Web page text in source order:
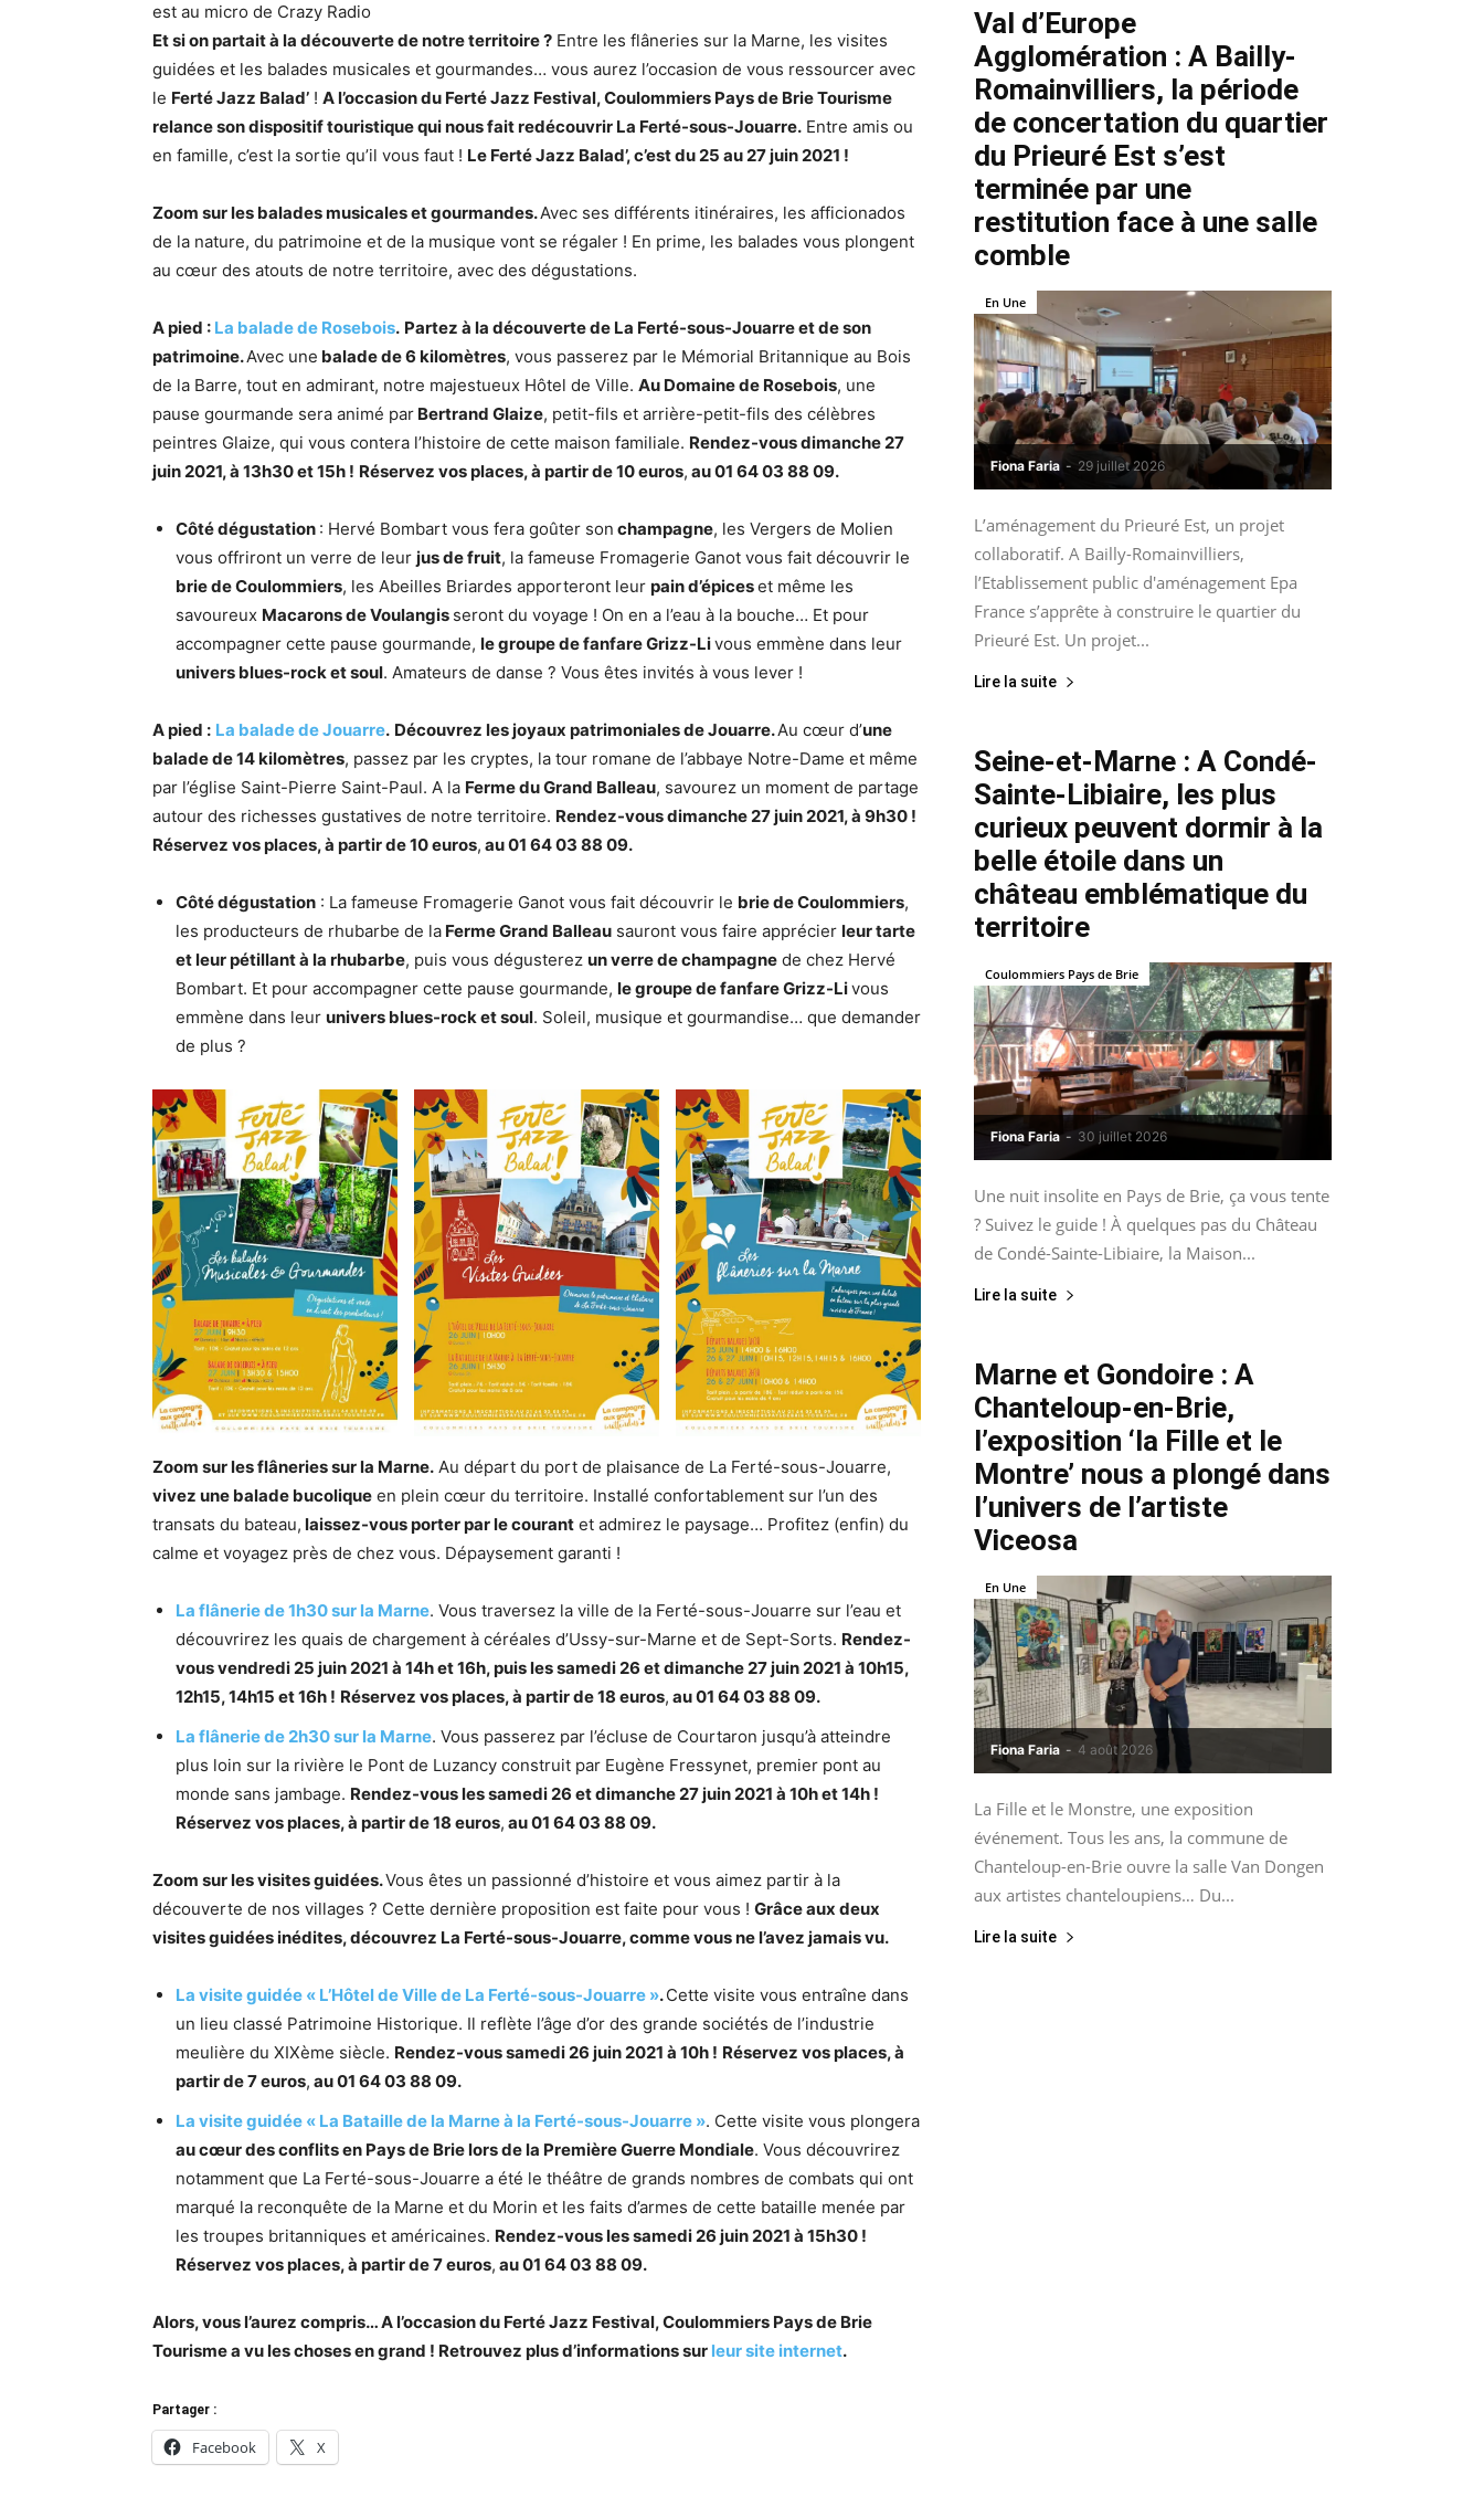
est au micro de Crazy Radio
Et si on partait à la découverte de notre territoire ? Entre les flâneries sur la Marne, les visites
guidées et les balades musicales et gourmandes… vous aurez l’occasion de vous ressourcer avec
le Ferté Jazz Balad’ ! A l’occasion du Ferté Jazz Festival, Coulommiers Pays de Brie Tourisme
relance son dispositif touristique qui nous fait redécouvrir La Ferté-sous-Jouarre. Entre amis ou
en famille, c’est la sortie qu’il vous faut ! Le Ferté Jazz Balad’, c’est du 25 au 27 juin 2021 !
Zoom sur les balades musicales et gourmandes.Avec ses différents itinéraires, les afficionados
de la nature, du patrimoine et de la musique vont se régaler ! En prime, les balades vous plongent
au cœur des atouts de notre territoire, avec des dégustations.
A pied : La balade de Rosebois. Partez à la découverte de La Ferté-sous-Jouarre et de son
patrimoine.Avec une balade de 6 kilomètres, vous passerez par le Mémorial Britannique au Bois
de la Barre, tout en admirant, notre majestueux Hôtel de Ville. Au Domaine de Rosebois, une
pause gourmande sera animé par Bertrand Glaize, petit-fils et arrière-petit-fils des célèbres
peintres Glaize, qui vous contera l’histoire de cette maison familiale. Rendez-vous dimanche 27
juin 2021, à 13h30 et 15h ! Réservez vos places, à partir de 10 euros, au 01 64 03 88 09.
Côté dégustation : Hervé Bombart vous fera goûter son champagne, les Vergers de Molien
vous offriront un verre de leur jus de fruit, la fameuse Fromagerie Ganot vous fait découvrir le
brie de Coulommiers, les Abeilles Briardes apporteront leur pain d’épiceset même les
savoureux Macarons de Voulangis seront du voyage ! On en a l’eau à la bouche… Et pour
accompagner cette pause gourmande, le groupe de fanfare Grizz-Livous emmène dans leur
univers blues-rock et soul. Amateurs de danse ? Vous êtes invités à vous lever !
A pied : La balade de Jouarre. Découvrez les joyaux patrimoniales de Jouarre.Au cœur d’une
balade de 14 kilomètres, passez par les cryptes, la tour romane de l’abbaye Notre-Dame et même
par l’église Saint-Pierre Saint-Paul. A la Ferme du Grand Balleau, savourez un moment de partage
autour des richesses gustatives de notre territoire. Rendez-vous dimanche 27 juin 2021, à 9h30 !
Réservez vos places, à partir de 10 euros, au 01 64 03 88 09.
Côté dégustation : La fameuse Fromagerie Ganot vous fait découvrir le brie de Coulommiers,
les producteurs de rhubarbe de la Ferme Grand Balleau sauront vous faire apprécier leur tarte
et leur pétillant à la rhubarbe, puis vous dégusterez un verre de champagne de chez Hervé
Bombart. Et pour accompagner cette pause gourmande, le groupe de fanfare Grizz-Livous
emmène dans leur univers blues-rock et soul. Soleil, musique et gourmandise… que demander
de plus ?
Zoom sur les flâneries sur la Marne. Au départ du port de plaisance de La Ferté-sous-Jouarre,
vivez une balade bucolique en plein cœur du territoire. Installé confortablement sur l’un des
transats du bateau, laissez-vous porter par le courant et admirez le paysage… Profitez (enfin) du
calme et voyagez près de chez vous. Dépaysement garanti !
La flânerie de 1h30 sur la Marne. Vous traversez la ville de la Ferté-sous-Jouarre sur l’eau et
découvrirez les quais de chargement à céréales d’Ussy-sur-Marne et de Sept-Sorts. Rendez-
vous vendredi 25 juin 2021 à 14h et 16h, puis les samedi 26 et dimanche 27 juin 2021 à 10h15,
12h15, 14h15 et 16h ! Réservez vos places, à partir de 18 euros, au 01 64 03 88 09.
La flânerie de 2h30 sur la Marne. Vous passerez par l’écluse de Courtaron jusqu’à atteindre
plus loin sur la rivière le Pont de Luzancy construit par Eugène Fressynet, premier pont au
monde sans jambage. Rendez-vous les samedi 26 et dimanche 27 juin 2021 à 10h et 14h !
Réservez vos places, à partir de 18 euros, au 01 64 03 88 09.
Zoom sur les visites guidées.Vous êtes un passionné d’histoire et vous aimez partir à la
découverte de nos villages ? Cette dernière proposition est faite pour vous ! Grâce aux deux
visites guidées inédites, découvrez La Ferté-sous-Jouarre, comme vous ne l’avez jamais vu.
La visite guidée « L’Hôtel de Ville de La Ferté-sous-Jouarre ».Cette visite vous entraîne dans
un lieu classé Patrimoine Historique. Il reflète l’âge d’or des grande sociétés de l’industrie
meulière du XIXème siècle. Rendez-vous samedi 26 juin 2021 à 10h ! Réservez vos places, à
partir de 7 euros, au 01 64 03 88 09.
La visite guidée « La Bataille de la Marne à la Ferté-sous-Jouarre ». Cette visite vous plongera
au cœur des conflits en Pays de Brie lors de la Première Guerre Mondiale. Vous découvrirez
notamment que La Ferté-sous-Jouarre a été le théâtre de grands nombres de combats qui ont
marqué la reconquête de la Marne et du Morin et les faits d’armes de cette bataille menée par
les troupes britanniques et américaines. Rendez-vous les samedi 26 juin 2021 à 15h30 !
Réservez vos places, à partir de 7 euros, au 01 64 03 88 09.
Alors, vous l’aurez compris… A l’occasion du Ferté Jazz Festival, Coulommiers Pays de Brie
Tourisme a vu les choses en grand ! Retrouvez plus d’informations sur leur site internet.
Partager :
Facebook X
Val d’Europe
Agglomération : A Bailly-
Romainvilliers, la période
de concertation du quartier
du Prieuré Est s’est
terminée par une
restitution face à une salle
comble
Fiona Faria - 29 juillet 2026
En Une
L’aménagement du Prieuré Est, un projet
collaboratif. A Bailly-Romainvilliers,
l’Etablissement public d'aménagement Epa
France s’apprête à construire le quartier du
Prieuré Est. Un projet...
Lire la suite
Seine-et-Marne : A Condé-
Sainte-Libiaire, les plus
curieux peuvent dormir à la
belle étoile dans un
château emblématique du
territoire
Fiona Faria - 30 juillet 2026
Coulommiers Pays de Brie
Une nuit insolite en Pays de Brie, ça vous tente
? Suivez le guide ! À quelques pas du Château
de Condé-Sainte-Libiaire, la Maison...
Lire la suite
Marne et Gondoire : A
Chanteloup-en-Brie,
l’exposition ‘la Fille et le
Montre’ nous a plongé dans
l’univers de l’artiste
Viceosa
Fiona Faria - 4 août 2026
En Une
La Fille et le Monstre, une exposition
événement. Tous les ans, la commune de
Chanteloup-en-Brie ouvre la salle Van Dongen
aux artistes chanteloupiens… Du...
Lire la suite